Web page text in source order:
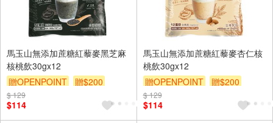
馬玉山無添加蔗糖紅藜麥黑芝麻
核桃飲30gx12
贈OPENPOINT
贈$200
$ 129
$114
馬玉山無添加蔗糖紅藜麥杏仁核
桃飲30gx12
贈OPENPOINT
贈$200
$ 129
$114